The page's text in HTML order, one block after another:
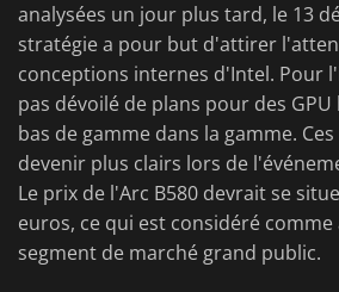
analysées un jour plus tard, le 13
stratégie a pour but d'attirer
conceptions internes d'Intel. Pour
pas dévoilé de plans pour des
bas de gamme dans la gamme.
devenir plus clairs lors de
Le prix de l'Arc B580 devrait se
euros, ce qui est considéré
segment de marché grand public.